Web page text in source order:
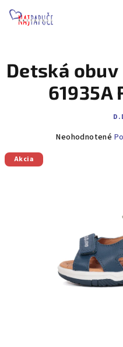
Detská obuv
61935A
Priemerné
Neohodnotené
Akcia